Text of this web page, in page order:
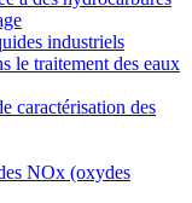
industriels
le traitement des eaux
caractérisation des
NOx (oxydes